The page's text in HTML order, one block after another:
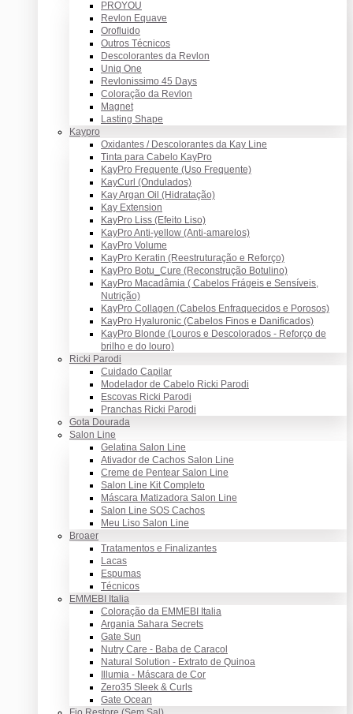
PROYOU
Revlon Equave
Orofluido
Outros Técnicos
Descolorantes da Revlon
Uniq One
Revlonissimo 45 Days
Coloração da Revlon
Magnet
Lasting Shape
Kaypro
Oxidantes / Descolorantes da Kay Line
Tinta para Cabelo KayPro
KayPro Frequente (Uso Frequente)
KayCurl (Ondulados)
Kay Argan Oil (Hidratação)
Kay Extension
KayPro Liss (Efeito Liso)
KayPro Anti-yellow (Anti-amarelos)
KayPro Volume
KayPro Keratin (Reestruturação e Reforço)
KayPro Botu_Cure (Reconstrução Botulino)
KayPro Macadâmia ( Cabelos Frágeis e Sensíveis,
Nutrição)
KayPro Collagen (Cabelos Enfraquecidos e Porosos)
KayPro Hyaluronic (Cabelos Finos e Danificados)
KayPro Blonde (Louros e Descolorados - Reforço de
brilho e do louro)
Ricki Parodi
Cuidado Capilar
Modelador de Cabelo Ricki Parodi
Escovas Ricki Parodi
Pranchas Ricki Parodi
Gota Dourada
Salon Line
Gelatina Salon Line
Ativador de Cachos Salon Line
Creme de Pentear Salon Line
Salon Line Kit Completo
Máscara Matizadora Salon Line
Salon Line SOS Cachos
Meu Liso Salon Line
Broaer
Tratamentos e Finalizantes
Lacas
Espumas
Técnicos
EMMEBI Italia
Coloração da EMMEBI Italia
Argania Sahara Secrets
Gate Sun
Nutry Care - Baba de Caracol
Natural Solution - Extrato de Quinoa
Illumia - Máscara de Cor
Zero35 Sleek & Curls
Gate Ocean